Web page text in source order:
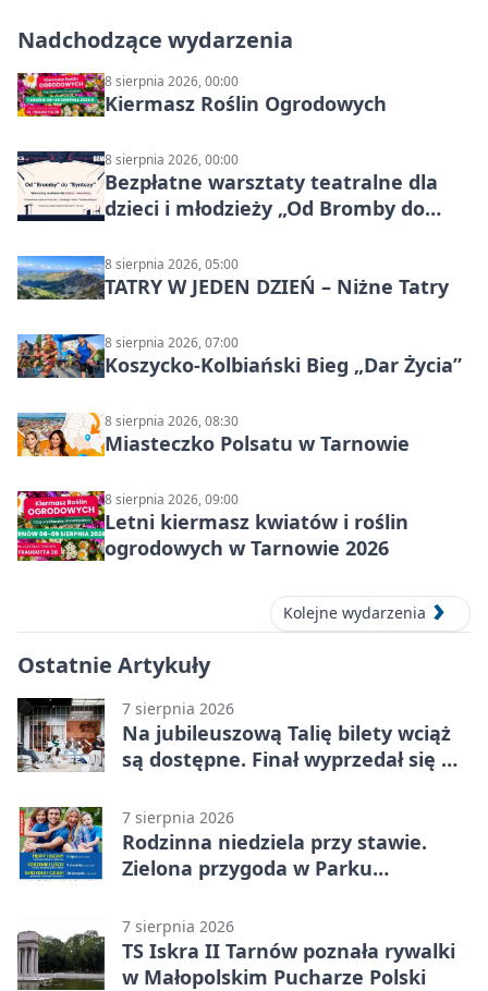
Nadchodzące wydarzenia
8 sierpnia 2026, 00:00
Kiermasz Roślin Ogrodowych
8 sierpnia 2026, 00:00
Bezpłatne warsztaty teatralne dla
dzieci i młodzieży „Od Bromby do
8 sierpnia 2026, 05:00
TATRY W JEDEN DZIEŃ – Niżne Tatry
8 sierpnia 2026, 07:00
Koszycko-Kolbiański Bieg „Dar Życia”
8 sierpnia 2026, 08:30
Miasteczko Polsatu w Tarnowie
8 sierpnia 2026, 09:00
Letni kiermasz kwiatów i roślin
ogrodowych w Tarnowie 2026
Kolejne wydarzenia
Ostatnie Artykuły
7 sierpnia 2026
Na jubileuszową Talię bilety wciąż
są dostępne. Finał wyprzedał się w
7 sierpnia 2026
Rodzinna niedziela przy stawie.
Zielona przygoda w Parku
7 sierpnia 2026
TS Iskra II Tarnów poznała rywalki
w Małopolskim Pucharze Polski